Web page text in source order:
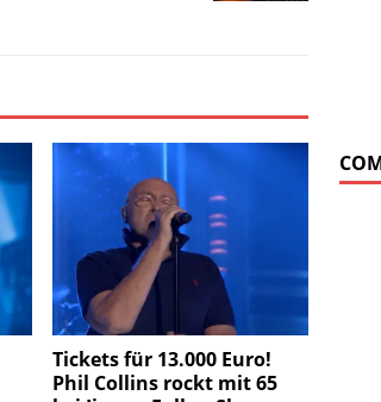
Tickets für 13.000 Euro!
Phil Collins rockt mit 65